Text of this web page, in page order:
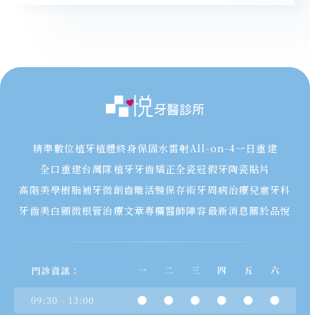
精準數位植牙植體終身保固水雷射All-on-4一日重建
全口重建台灣隊植牙牙齒矯正全瓷冠假牙陶瓷貼片
高階美學樹脂補牙微創齒雕活髓保存術牙周病治療兒童牙科
牙齒美白 顯微根管治療文章專欄醫師陣容最新消息關於品悅